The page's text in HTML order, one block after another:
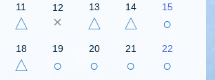
11
△
12
×
13
△
14
△
15
○
18
△
19
○
20
○
21
○
22
○